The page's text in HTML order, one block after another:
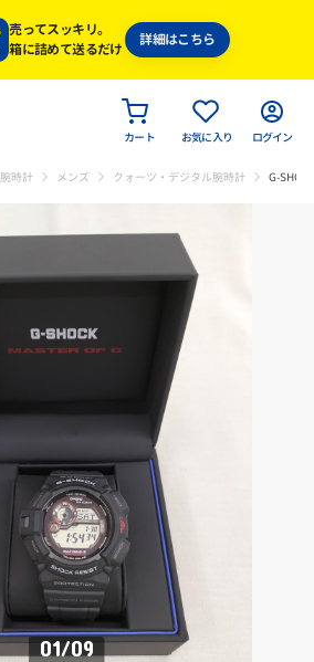
売ってスッキリ。
箱に詰めて送るだけ
詳細はこちら
カート お気に入り ログイン
腕時計 メンズ クォーツ・デジタル腕時計 G-
01/09